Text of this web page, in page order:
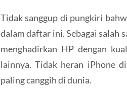
Tidak sanggup di pungkiri
dalam daftar ini. Sebagai salah
menghadirkan HP dengan
lainnya. Tidak heran iPhone
paling canggih di dunia.